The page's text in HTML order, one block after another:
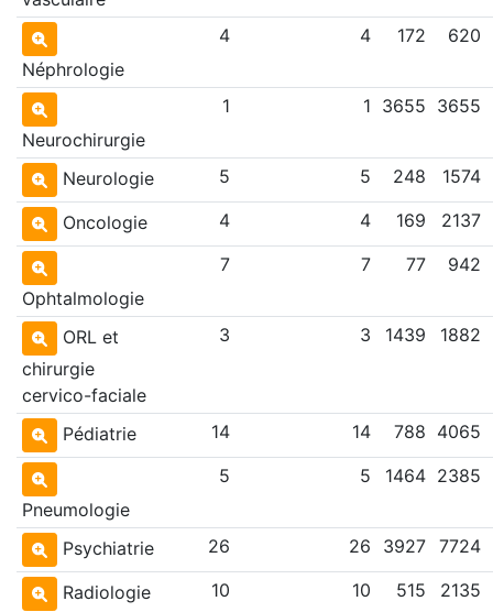
Néphrologie
4 4 172 620
Neurochirurgie
1 1 3655 3655
Neurologie 5 5 248 1574
Oncologie 4 4 169 2137
Ophtalmologie
7 7 77 942
ORL et
chirurgie
cervico-faciale
3 3 1439 1882
Pédiatrie 14 14 788 4065
Pneumologie
5 5 1464 2385
Psychiatrie 26 26 3927 7724
Radiologie
10 10 515 2135